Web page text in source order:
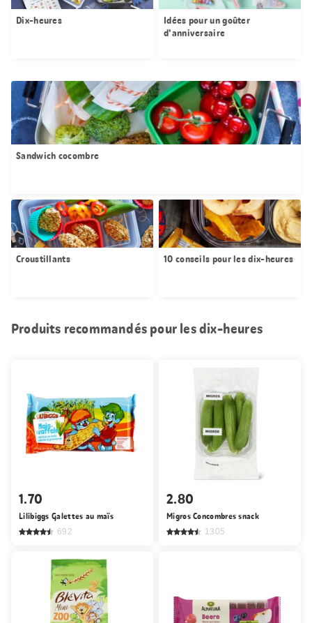
Dix-heures
Idées pour un goûter
d'anniversaire
Sandwich cocombre
Croustillants 10 conseils pour les dix-heures
Produits recommandés pour les dix-heures
1.70
Lilibiggs Galettes au maïs
692
2.80
Migros Concombres snack
1305